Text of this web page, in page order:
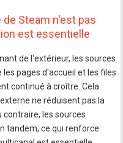
Steam n'est pas
est essentielle
de l'extérieur, les sources
pages d'accueil et les files
continué à croître. Cela
ne réduisent pas la
les sources
tandem, ce qui renforce